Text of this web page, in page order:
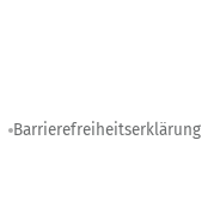
Barrierefreiheitserklärung